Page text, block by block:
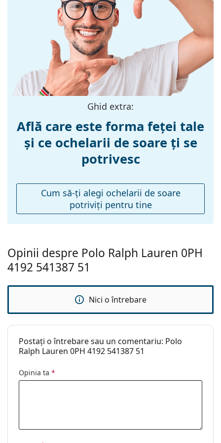
Culoarea ramei: Grey
Plastic
M
Lățimea ramei:
131 mm
145 mm
nazale:
Greutate:
210 g
Nu
Balama flexibilă:
Nu
curățat:
Altele
Ochelari de soare
Brand:
Polo Ralph Lauren
Cod:
0PH4192 541387 51
dioptrii:
Ghid extra:
Află care este forma feței tale
și ce ochelarii de soare ți se
potrivesc
Cum să-ţi alegi ochelarii de soare
potriviţi pentru tine
Opinii despre Polo Ralph Lauren 0PH
4192 541387 51
Nici o întrebare
Postați o întrebare sau un comentariu: Polo
Ralph Lauren 0PH 4192 541387 51
Opinia ta *